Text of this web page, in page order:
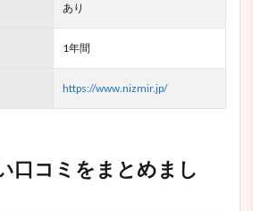
あり
1年間
https://www.nizmir.jp/
口コミをまとめまし